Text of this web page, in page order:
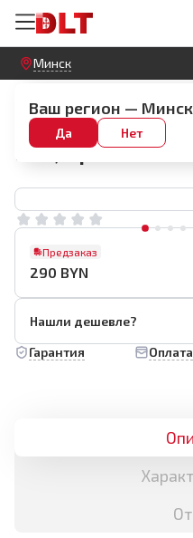
Круглосуточный! Прием
Минск
Ваш регион — Минск
Да Нет
Ящики для инструмента.
Кейс-тележка
DLT, арт.320394
Предзаказ
290 BYN
Нашли дешевле?
Гарантия
Оплата